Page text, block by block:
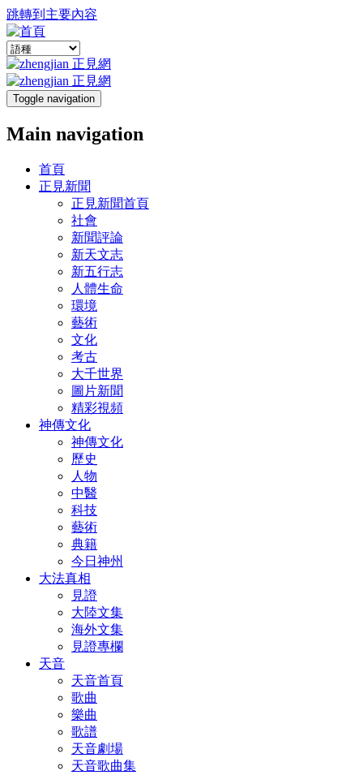
跳轉到主要內容
Toggle navigation
Main navigation
首頁
正見新聞
正見新聞首頁
社會
新聞評論
新天文志
新五行志
人體生命
環境
藝術
文化
考古
大千世界
圖片新聞
精彩視頻
神傳文化
神傳文化
歷史
人物
中醫
科技
藝術
典籍
今日神州
大法真相
見證
大陸文集
海外文集
見證專欄
天音
天音首頁
歌曲
樂曲
歌譜
天音劇場
天音歌曲集